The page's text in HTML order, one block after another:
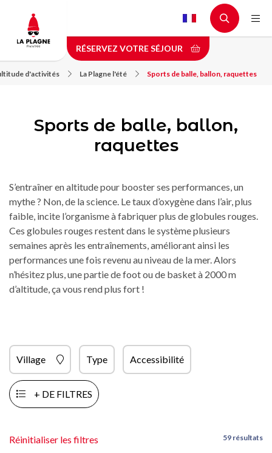
contenu
principal
RÉSERVEZ VOTRE SÉJOUR
d'activités La Plagne l'été Sports de balle, ballon, raquettes
Sports de balle, ballon,
raquettes
S’entraîner en altitude pour booster ses performances, un
mythe ? Non, de la science. Le taux d’oxygène dans l’air, plus
faible, incite l’organisme à fabriquer plus de globules rouges.
Ces globules rouges restent dans le système plusieurs
semaines après les entraînements, améliorant ainsi les
performances une fois revenu au niveau de la mer. Alors
n’hésitez plus, une partie de foot ou de basket à 2000 m
d’altitude, ça vous rend plus fort !
Village Type Accessibilité
+ DE FILTRES
Réinitialiser les filtres 59 résultats